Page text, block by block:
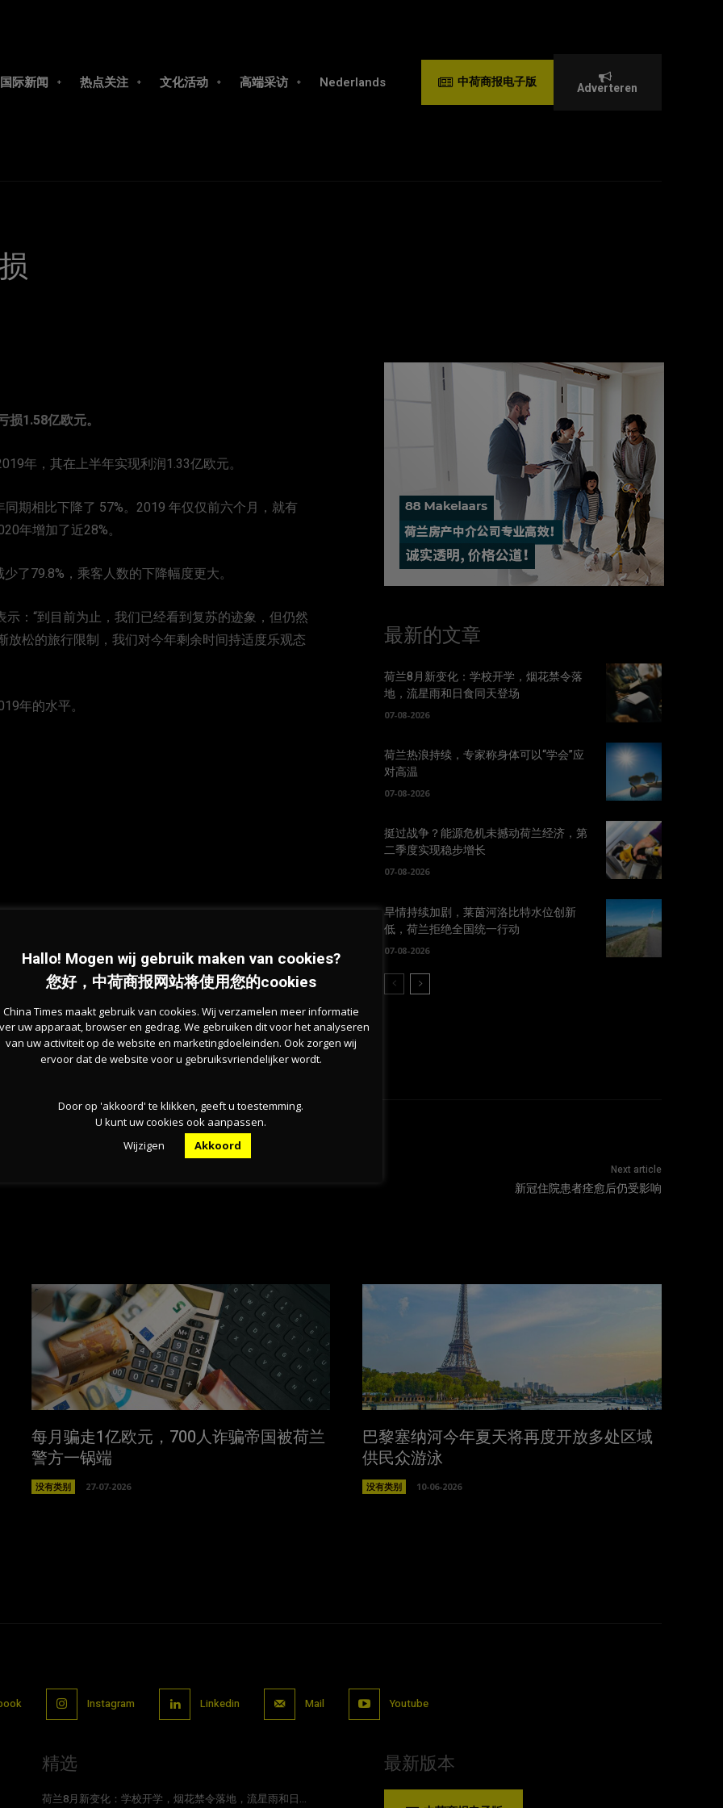
国际新闻 热点关注 文化活动 高端采访 Nederlands 中荷商报电子版 Adverteren
1.58亿欧元。
年，其在上半年实现利润1.33亿欧元。
期相比下降了 57%。2019 年仅仅前六个月，就有
年增加了近28%。
了79.8%，乘客人数的下降幅度更大。
：“到目前为止，我们已经看到复苏的迹象，但仍然
放松的旅行限制，我们对今年剩余时间持适度乐观态
年的水平。
最新的文章
荷兰8月新变化：学校开学，烟花禁令落
地，流星雨和日食同天登场
07-08-2026
荷兰热浪持续，专家称身体可以“学会”应
对高温
07-08-2026
挺过战争？能源危机未撼动荷兰经济，第
二季度实现稳步增长
07-08-2026
旱情持续加剧，莱茵河洛比特水位创新
低，荷兰拒绝全国统一行动
07-08-2026
Next article
新冠住院患者痊愈后仍受影响
每月骗走1亿欧元，700人诈骗帝国被荷兰
警方一锅端
没有类别 27-07-2026
巴黎塞纳河今年夏天将再度开放多处区域
供民众游泳
没有类别 10-06-2026
Instagram Linkedin Mail Youtube
精选
荷兰8月新变化：学校开学，烟花禁令落地，流星雨和日...
最新版本
Hallo! Mogen wij gebruik maken van cookies?
您好，中荷商报网站将使用您的cookies
China Times maakt gebruik van cookies. Wij verzamelen meer informatie
uw apparaat, browser en gedrag. We gebruiken dit voor het analyseren
van uw activiteit op de website en marketingdoeleinden. Ook zorgen wij
ervoor dat de website voor u gebruiksvriendelijker wordt.
Door op 'akkoord' te klikken, geeft u toestemming.
U kunt uw cookies ook aanpassen.
Wijzigen
Akkoord